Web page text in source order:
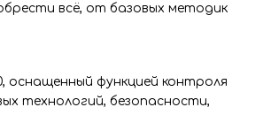
всё, от базовых методик
функцией контроля
технологий, безопасности,